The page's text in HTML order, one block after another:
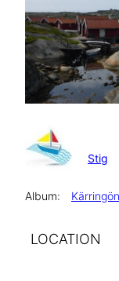
Stig
Album: Kärringön
LOCATION